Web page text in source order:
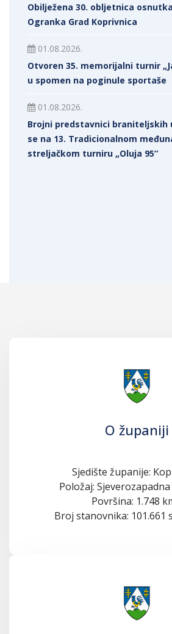
Obilježena 30. obljetnica osnutka
Ogranka Grad Koprivnica
01.08.2026.
Otvoren 35. memorijalni turnir
u spomen na poginule sportaše
01.08.2026.
Brojni predstavnici braniteljskih
se na 13. Tradicionalnom
streljačkom turniru „Oluja 95“
O županiji
Sjedište županije:
Položaj:
Površina: 1.748
Broj stanovnika: 101.661